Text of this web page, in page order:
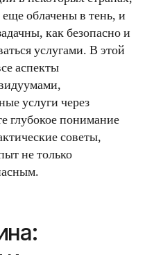
облачены в тень, и
как безопасно и
услугами. В этой
аспекты
услуги через
глубокое понимание
советы,
не только